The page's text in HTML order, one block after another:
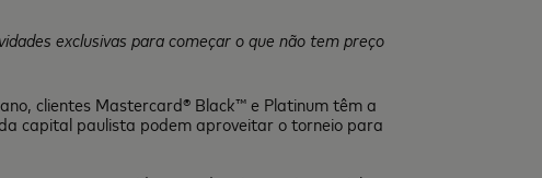
exclusivas para começar o que não tem preço
clientes Mastercard® Black™ e Platinum têm a
capital paulista podem aproveitar o torneio para